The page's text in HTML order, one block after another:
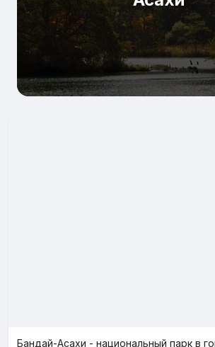
Бандай-Асахи - национальный парк в